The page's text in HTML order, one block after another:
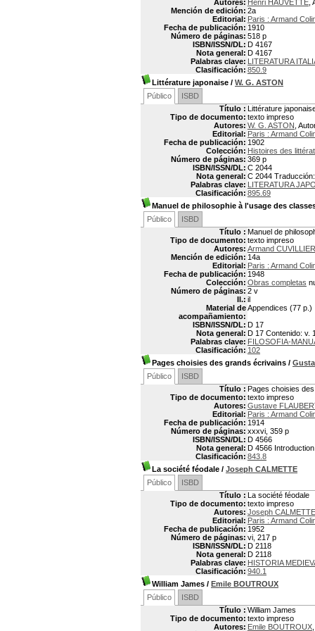
Autores: Henri HAUVETTE ,
Mención de edición: 2a
Editorial: Paris : Armand
Fecha de publicación: 1910
Número de páginas: 518 p
ISBN/ISSN/DL: D 4167
Nota general: D 4167
Palabras clave: LITERATURA
Clasificación: 850.9
Littérature japonaise / W. G. ASTON
Público
ISBD
Título : Littérature
Tipo de documento: texto impreso
Autores: W. G. ASTON ,
Editorial: Paris : Armand
Fecha de publicación: 1902
Colección: Histoires des
Número de páginas: 369 p
ISBN/ISSN/DL: C 2044
Nota general: C 2044
Palabras clave: LITERATURA
Clasificación: 895.69
Manuel de philosophie à l'usage des
Público
ISBD
Título : Manuel de
Tipo de documento: texto impreso
Autores: Armand
Mención de edición: 14a
Editorial: Paris : Armand
Fecha de publicación: 1948
Colección: Obras completas
Número de páginas: 2 v
Il.: il
Material de
acompañamiento:
Appendices (77 p.)
ISBN/ISSN/DL: D 17
Nota general: D 17 Contenido: v.
Palabras clave: FILOSOFIA-
Clasificación: 102
Pages choisies des grands écrivains /
Público
ISBD
Título : Pages choisies
Tipo de documento: texto impreso
Autores: Gustave
Editorial: Paris : Armand
Fecha de publicación: 1914
Número de páginas: xxxvi, 359 p
ISBN/ISSN/DL: D 4566
Nota general: D 4566
Clasificación: 843.8
La société féodale / Joseph CALMETTE
Público
ISBD
Título : La société féodale
Tipo de documento: texto impreso
Autores: Joseph CALMETTE
Editorial: Paris : Armand
Fecha de publicación: 1952
Número de páginas: vi, 217 p
ISBN/ISSN/DL: D 2118
Nota general: D 2118
Palabras clave: HISTORIA
Clasificación: 940.1
William James / Emile BOUTROUX
Público
ISBD
Título : William James
Tipo de documento: texto impreso
Autores: Emile BOUTROUX